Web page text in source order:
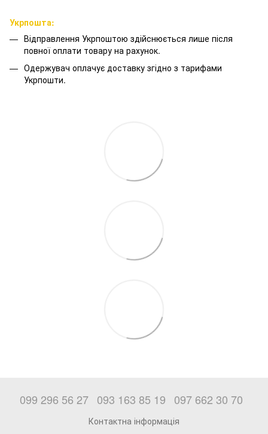
Укрпошта:
Відправлення Укрпоштою здійснюється лише після
повної оплати товару на рахунок.
Одержувач оплачує доставку згідно з тарифами
Укрпошти.
099 296 56 27 093 163 85 19 097 662 30 70
Контактна інформація